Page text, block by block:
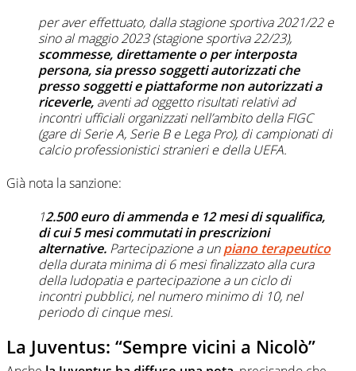
per aver effettuato, dalla stagione sportiva 2021/22 e
sino al maggio 2023 (stagione sportiva 22/23),
scommesse, direttamente o per interposta
persona, sia presso soggetti autorizzati che
presso soggetti e piattaforme non autorizzati a
riceverle, aventi ad oggetto risultati relativi ad
incontri ufficiali organizzati nell’ambito della FIGC
(gare di Serie A, Serie B e Lega Pro), di campionati di
calcio professionistici stranieri e della UEFA.
Già nota la sanzione:
12.500 euro di ammenda e 12 mesi di squalifica,
di cui 5 mesi commutati in prescrizioni
alternative. Partecipazione a unpiano terapeutico
della durata minima di 6 mesi finalizzato alla cura
della ludopatia e partecipazione a un ciclo di
incontri pubblici, nel numero minimo di 10, nel
periodo di cinque mesi.
La Juventus: “Sempre vicini a Nicolò”